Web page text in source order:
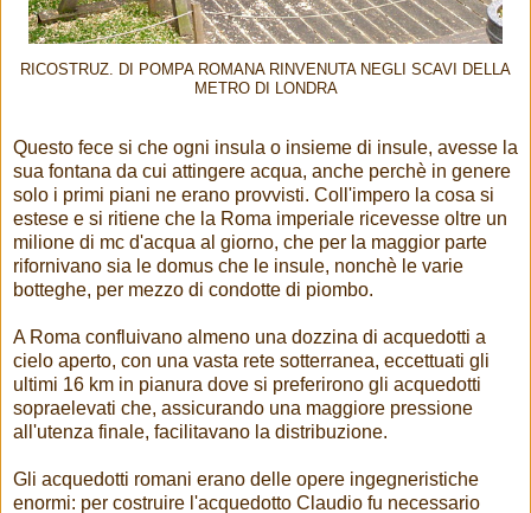
RICOSTRUZ. DI POMPA ROMANA RINVENUTA NEGLI SCAVI DELLA
METRO DI LONDRA
Questo fece si che ogni insula o insieme di insule, avesse la
sua fontana da cui attingere acqua, anche perchè in genere
solo i primi piani ne erano provvisti. Coll'impero la cosa si
estese e si ritiene che la Roma imperiale ricevesse oltre un
milione di mc d'acqua al giorno, che per la maggior parte
rifornivano sia le domus che le insule, nonchè le varie
botteghe, per mezzo di condotte di piombo.
A Roma confluivano almeno una dozzina di acquedotti a
cielo aperto, con una vasta rete sotterranea, eccettuati gli
ultimi 16 km in pianura dove si preferirono gli acquedotti
sopraelevati che, assicurando una maggiore pressione
all'utenza finale, facilitavano la distribuzione.
Gli acquedotti romani erano delle opere ingegneristiche
enormi: per costruire l'acquedotto Claudio fu necessario